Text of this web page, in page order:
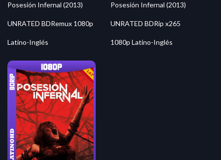
Posesión Infernal (2013)
UNRATED BDRemux 1080p
Latino-Inglés
Posesión Infernal (2013)
UNRATED BDRip x265
1080p Latino-Inglés